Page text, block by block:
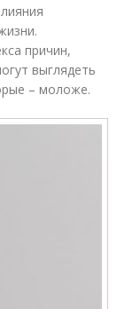
причин,
выглядеть
– моложе.